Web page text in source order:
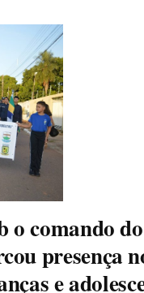
comando
presença
e